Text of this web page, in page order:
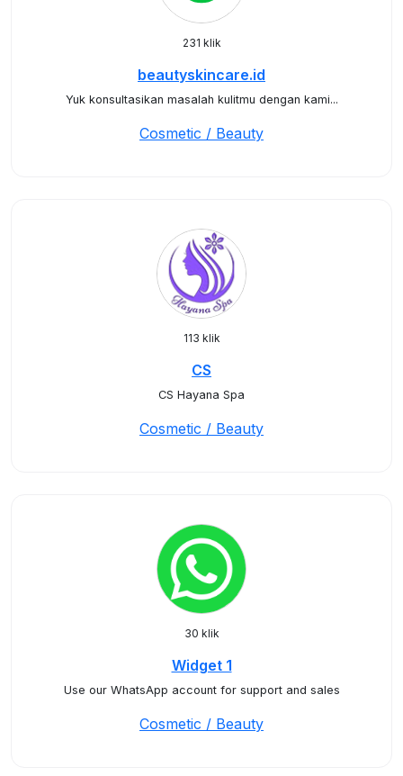
231 klik
beautyskincare.id
Yuk konsultasikan masalah kulitmu dengan kami...
Cosmetic / Beauty
113 klik
CS
CS Hayana Spa
Cosmetic / Beauty
30 klik
Widget 1
Use our WhatsApp account for support and sales
Cosmetic / Beauty